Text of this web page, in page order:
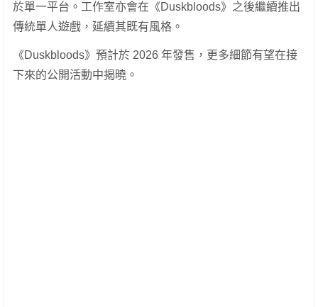
於單一平台。工作室亦會在《Duskbloods》之後繼續推出
傳統單人遊戲，延續其既有風格。
《Duskbloods》預計於 2026 年發售，更多細節有望在接
下來的公開活動中揭曉。